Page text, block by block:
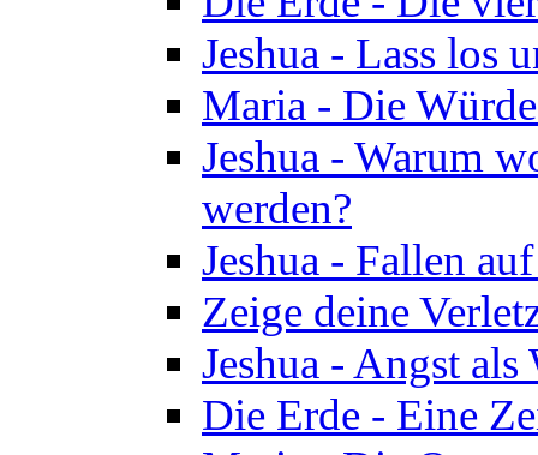
Jeshua - Lass los
Maria - Die
Jeshua - Warum
werden?
Jeshua - Fallen
Zeige deine
Jeshua - Angst als
Die Erde - Eine